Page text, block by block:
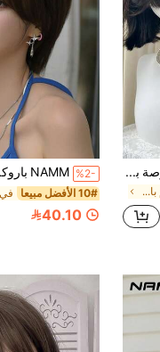
باروكة بوب قصيرة بطول 12 بوصة باللون البني مع غرة، من ألياف اصطناعية، مناسبة للاستخدام اليومي والحفلات للنساء
في شعر مستقيم باروكات منسوجة صناعية
%2-
10# الأفضل مبيعا
40.10